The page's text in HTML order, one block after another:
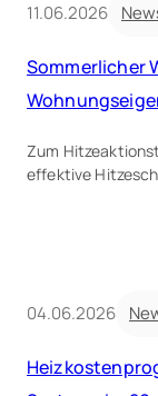
11.06.2026
Sommerlicher
Zum
effektive
04.06.2026